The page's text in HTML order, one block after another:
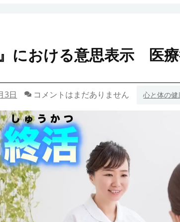
』における意思表示 医
3日 コメントはまだありません 心と体の健